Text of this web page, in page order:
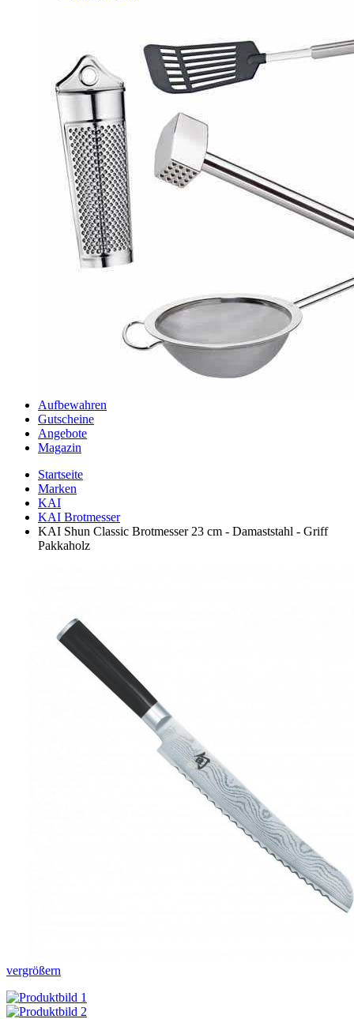
Aufbewahren
Gutscheine
Angebote
Magazin
Startseite
Marken
KAI
KAI Brotmesser
KAI Shun Classic Brotmesser 23 cm - Damaststahl - Griff
Pakkaholz
vergrößern